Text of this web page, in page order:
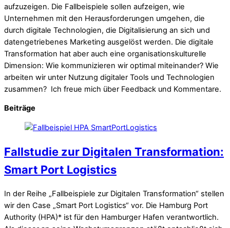
aufzuzeigen. Die Fallbeispiele sollen aufzeigen, wie
Unternehmen mit den Herausforderungen umgehen, die
durch digitale Technologien, die Digitalisierung an sich und
datengetriebenes Marketing ausgelöst werden. Die digitale
Transformation hat aber auch eine organisationskulturelle
Dimension: Wie kommunizieren wir optimal miteinander? Wie
arbeiten wir unter Nutzung digitaler Tools und Technologien
zusammen? Ich freue mich über Feedback und Kommentare.
Beiträge
Fallstudie zur Digitalen Transformation:
Smart Port Logistics
In der Reihe „Fallbeispiele zur Digitalen Transformation“ stellen
wir den Case „Smart Port Logistics“ vor. Die Hamburg Port
Authority (HPA)* ist für den Hamburger Hafen verantwortlich.